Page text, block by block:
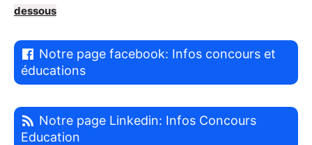
dessous
Notre page facebook: Infos concours et
éducations
Notre page Linkedin: Infos Concours
Education